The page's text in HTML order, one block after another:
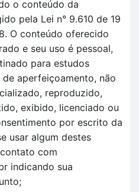
o conteúdo da
pela Lei n° 9.610 de 19
O conteúdo oferecido
e seu uso é pessoal,
para estudos
aperfeiçoamento, não
reproduzido,
exibido, licenciado ou
por escrito da
usar algum destes
com
indicando sua